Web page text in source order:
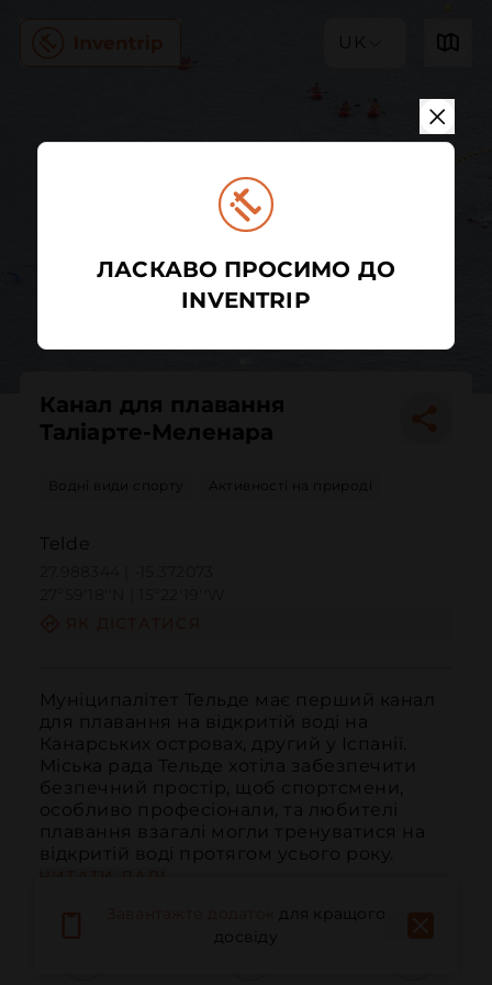
UK
Канал для плавання
Таліарте-Меленара
Водні види спорту Активності на природі
Telde
Муніципалітет Тельде має перший канал
для плавання на відкритій воді на
Канарських островах, другий у Іспанії.
Міська рада Тельде хотіла забезпечити
безпечний простір, щоб спортсмени,
особливо професіонали, та любителі
плавання взагалі могли тренуватися на
відкритій воді протягом усього року.
для кращого
досвіду
ЛАСКАВО ПРОСИМО ДО
INVENTRIP